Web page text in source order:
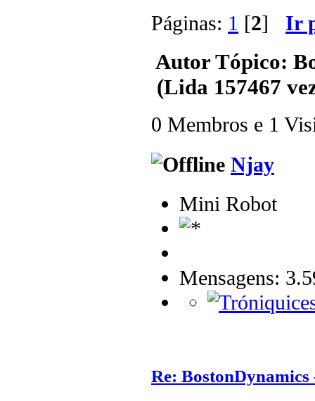
Páginas: 1 [2] Ir
AutorTópico:
(Lida 157467
0 Membros e 1
Njay
Mini Robot
Mensagens:
Re: